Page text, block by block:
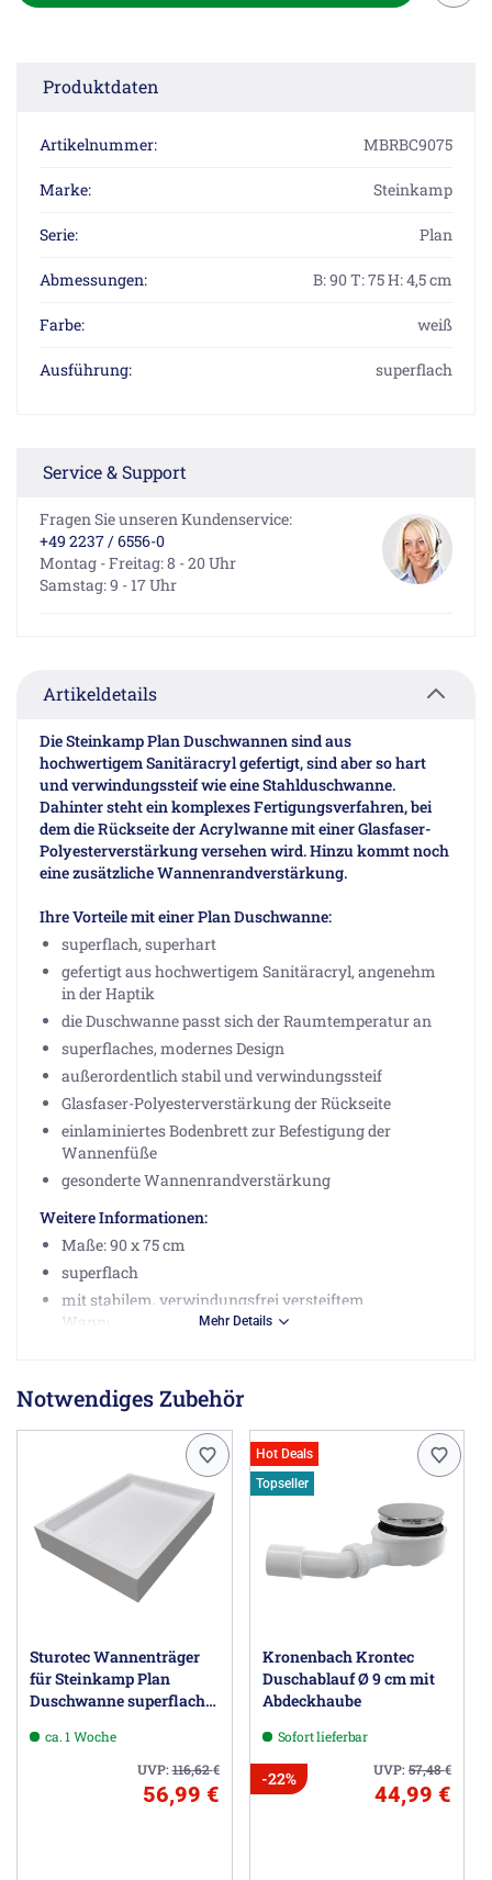
Produktdaten
Artikelnummer: MBRBC9075
Marke: Steinkamp
Serie: Plan
Abmessungen: B: 90 T: 75 H: 4,5 cm
Farbe: weiß
Ausführung: superflach
Service & Support
Fragen Sie unseren Kundenservice:
+49 2237 / 6556-0
Montag - Freitag: 8 - 20 Uhr
Samstag: 9 - 17 Uhr
Artikeldetails
Die Steinkamp Plan Duschwannen sind aus
hochwertigem Sanitäracryl gefertigt, sind aber so hart
und verwindungssteif wie eine Stahlduschwanne.
Dahinter steht ein komplexes Fertigungsverfahren, bei
dem die Rückseite der Acrylwanne mit einer Glasfaser-
Polyesterverstärkung versehen wird. Hinzu kommt noch
eine zusätzliche Wannenrandverstärkung.
Ihre Vorteile mit einer Plan Duschwanne:
superflach, superhart
gefertigt aus hochwertigem Sanitäracryl, angenehm
in der Haptik
die Duschwanne passt sich der Raumtemperatur an
superflaches, modernes Design
außerordentlich stabil und verwindungssteif
Glasfaser-Polyesterverstärkung der Rückseite
einlaminiertes Bodenbrett zur Befestigung der
Wannenfüße
gesonderte Wannenrandverstärkung
Weitere Informationen:
Maße: 90 x 75 cm
superflach
mit stabilem, verwindungsfrei versteiftem
Wannenrand
Material: hochwertiges Sanitäracryl, GFK-Verstärkt
Ablaufloch Ø 9 cm
Herstellerinformationen
MEGABAD GmbH, Heisenbergstr.19a, 50169 Kerpen DE,
info@megabad.de
Mehr Details
Notwendiges Zubehör
Sturotec Wannenträger
für Steinkamp Plan
Duschwanne superflach
ca. 1 Woche
UVP:116,62€
56,99 €
Hot Deals
Topseller
Kronenbach Krontec
Duschablauf Ø 9 cm mit
Abdeckhaube
Sofort lieferbar
UVP:57,48€
-22%
44,99 €